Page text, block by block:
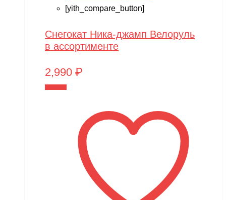
[yith_compare_button]
Снегокат Ника-джамп Велоруль
в ассортименте
2,990 ₽